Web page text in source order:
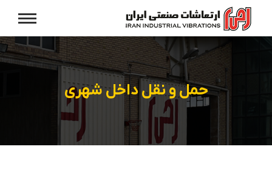
حمل و نقل داخل شهری